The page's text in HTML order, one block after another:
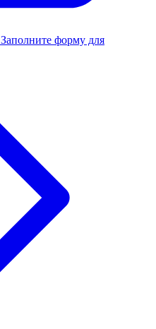
Заполните форму для